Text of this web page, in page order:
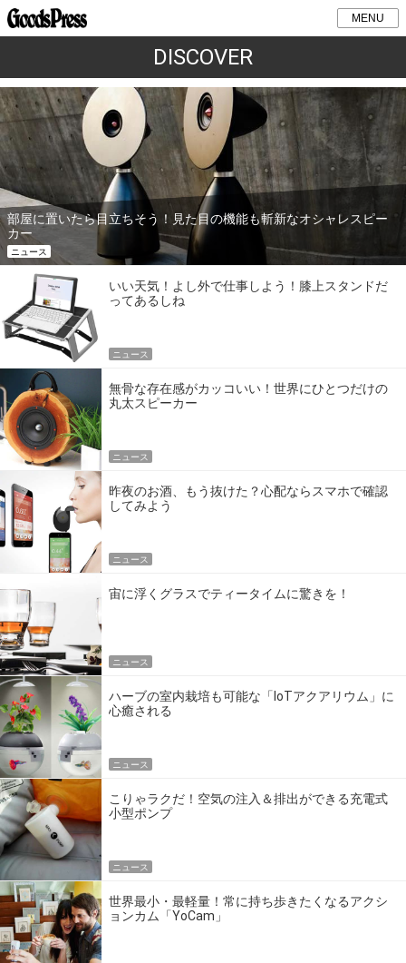
MENU
DISCOVER
部屋に置いたら目立ちそう！見た目の機能も斬新なオシャレスピー
カー
ニュース
いい天気！よし外で仕事しよう！膝上スタンドだ
ってあるしね
ニュース
無骨な存在感がカッコいい！世界にひとつだけの
丸太スピーカー
ニュース
昨夜のお酒、もう抜けた？心配ならスマホで確認
してみよう
ニュース
宙に浮くグラスでティータイムに驚きを！
ニュース
ハーブの室内栽培も可能な「IoTアクアリウム」に
心癒される
ニュース
こりゃラクだ！空気の注入＆排出ができる充電式
小型ポンプ
ニュース
世界最小・最軽量！常に持ち歩きたくなるアクシ
ョンカム「YoCam」